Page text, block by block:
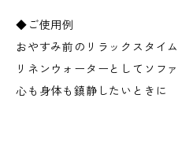
◆ご使用例
おやすみ前のリラックスタイ
リネンウォーターとしてソフ
心も身体も鎮静したいときに